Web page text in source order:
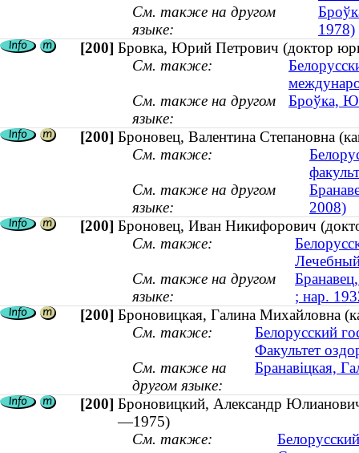
См. также на другом
языке:
1978)
[200] Бровка, Юрий Петрович (доктор
См. также:
См. также на другом
языке:
Броўка,
[200] Броновец, Валентина Степановна
См. также:
См. также на другом
языке:
2008)
[200] Броновец, Иван Никифорович
См. также:
См. также на другом
языке:
; нар.
[200] Броновицкая, Галина Михайловна
См. также:
Белорусский
Факультет
См. также на
другом языке:
Бранавіцкая,
[200] Броновицкий, Александр
—1975)
См. также: